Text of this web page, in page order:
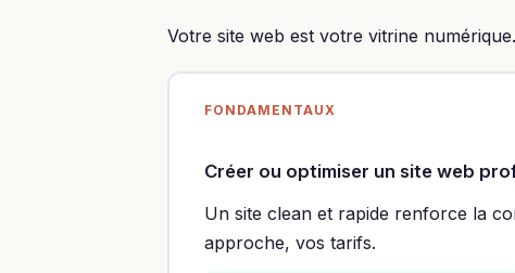
Votre site web est votre vitrine
FONDAMENTAUX
Créer ou optimiser un site web
Un site clean et rapide renforce la
approche, vos tarifs.